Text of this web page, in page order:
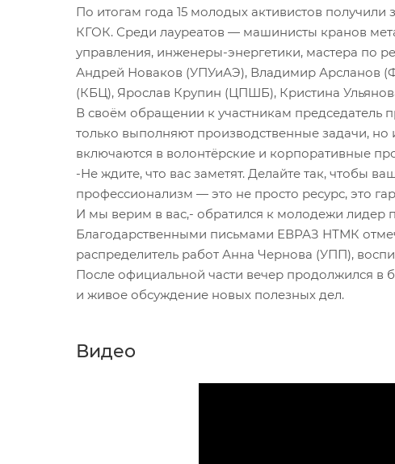
По итогам года 15 молодых активистов
КГОК. Среди лауреатов — машинисты кранов
управления, инженеры-энергетики, мастера по
Андрей Новаков (УПУиАЭ), Владимир
(КБЦ), Ярослав Крупин (ЦПШБ), Кристина
В своём обращении к участникам
только выполняют производственные задачи,
включаются в волонтёрские и корпоративные
-Не ждите, что вас заметят. Делайте так, чтобы
профессионализм — это не просто ресурс, это
И мы верим в вас,- обратился к молодежи лидер
Благодарственными письмами ЕВРАЗ НТМК
распределитель работ Анна Чернова (УПП),
После официальной части вечер продолжился в
и живое обсуждение новых полезных дел.
Видео